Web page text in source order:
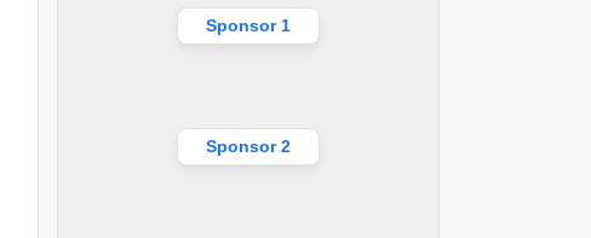
Sponsor 1
Sponsor 2